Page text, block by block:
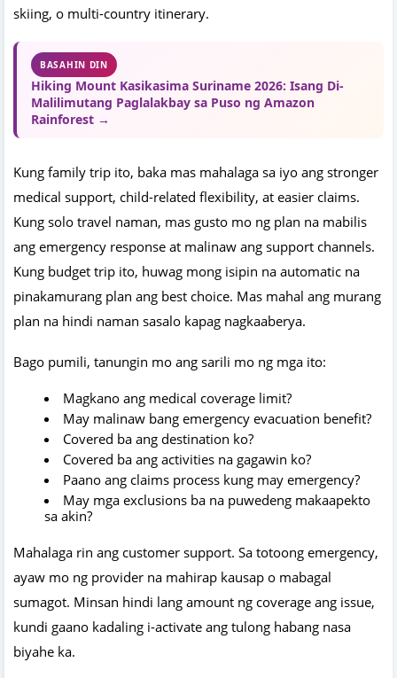
skiing, o multi-country itinerary.
BASAHIN DIN
Hiking Mount Kasikasima Suriname 2026: Isang Di-
Malilimutang Paglalakbay sa Puso ng Amazon
Rainforest →
Kung family trip ito, baka mas mahalaga sa iyo ang stronger
medical support, child-related flexibility, at easier claims.
Kung solo travel naman, mas gusto mo ng plan na mabilis
ang emergency response at malinaw ang support channels.
Kung budget trip ito, huwag mong isipin na automatic na
pinakamurang plan ang best choice. Mas mahal ang murang
plan na hindi naman sasalo kapag nagkaaberya.
Bago pumili, tanungin mo ang sarili mo ng mga ito:
Magkano ang medical coverage limit?
May malinaw bang emergency evacuation benefit?
Covered ba ang destination ko?
Covered ba ang activities na gagawin ko?
Paano ang claims process kung may emergency?
May mga exclusions ba na puwedeng makaapekto
sa akin?
Mahalaga rin ang customer support. Sa totoong emergency,
ayaw mo ng provider na mahirap kausap o mabagal
sumagot. Minsan hindi lang amount ng coverage ang issue,
kundi gaano kadaling i-activate ang tulong habang nasa
biyahe ka.